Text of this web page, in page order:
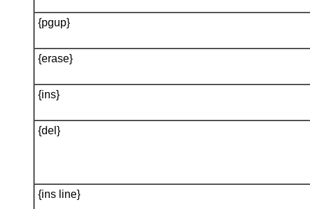
{pgup}
{erase}
{ins}
{del}
{ins line}